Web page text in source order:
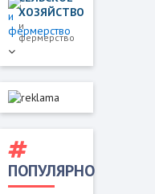
ХОЗЯЙСТВО
и
фермерство
ПОПУЛЯРНО